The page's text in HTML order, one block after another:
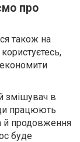
про
також на
змішувач в
працюють
й продовження
буде